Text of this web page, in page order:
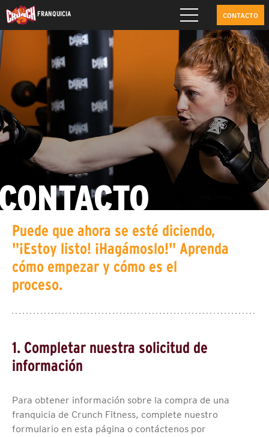
FRANQUICIA CONTACTO
Puede que ahora se esté diciendo,
"¡Estoy listo! ¡Hagámoslo!" Aprenda
cómo empezar y cómo es el
proceso.
1. Completar nuestra solicitud de
información
Para obtener información sobre la compra de una
franquicia de Crunch Fitness, complete nuestro
formulario en esta página o contáctenos por